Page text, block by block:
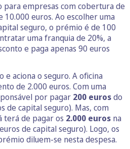
para empresas com cobertura de
10.000 euros. Ao escolher uma
seguro, o prémio é de 100
uma franquia de 20%, a
e paga apenas 90 euros
e aciona o seguro. A oficina
de 2.000 euros. Com uma
por pagar 200 eurosdo
de capital seguro). Mas, com
terá de pagar os 2.000 euros na
de capital seguro). Logo, os
diluem-se nesta despesa.